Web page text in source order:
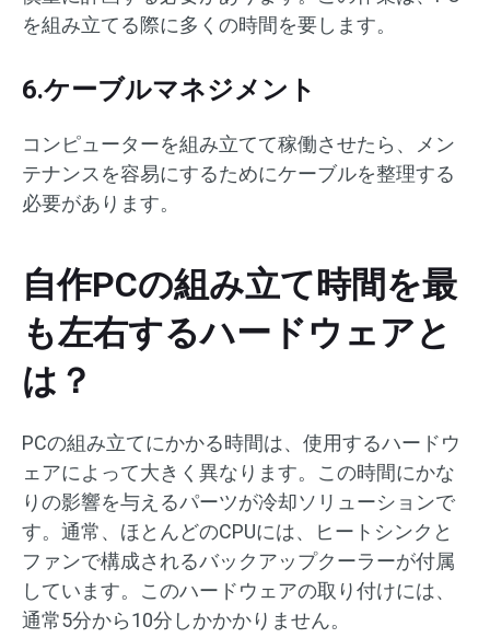
を組み立てる際に多くの時間を要します。
6.ケーブルマネジメント
コンピューターを組み立てて稼働させたら、メン
テナンスを容易にするためにケーブルを整理する
必要があります。
自作PCの組み立て時間を最
も左右するハードウェアと
は？
PCの組み立てにかかる時間は、使用するハードウ
ェアによって大きく異なります。この時間にかな
りの影響を与えるパーツが冷却ソリューションで
す。通常、ほとんどのCPUには、ヒートシンクと
ファンで構成されるバックアップクーラーが付属
しています。このハードウェアの取り付けには、
通常5分から10分しかかかりません。